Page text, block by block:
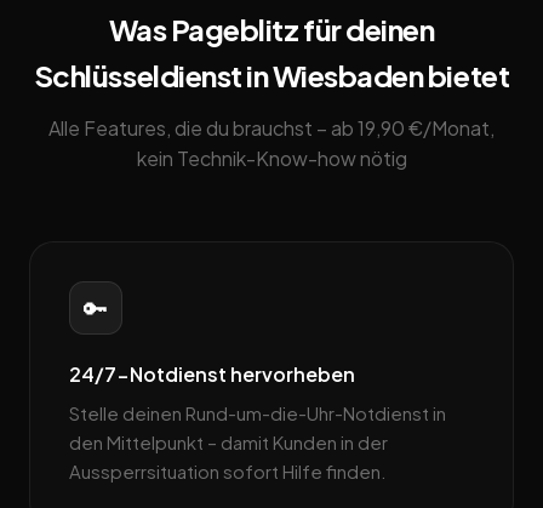
Was Pageblitz für deinen
Schlüsseldienst in Wiesbaden bietet
Alle Features, die du brauchst – ab 19,90 €/Monat,
kein Technik-Know-how nötig
🔑
24/7-Notdienst hervorheben
Stelle deinen Rund-um-die-Uhr-Notdienst in
den Mittelpunkt – damit Kunden in der
Aussperrsituation sofort Hilfe finden.